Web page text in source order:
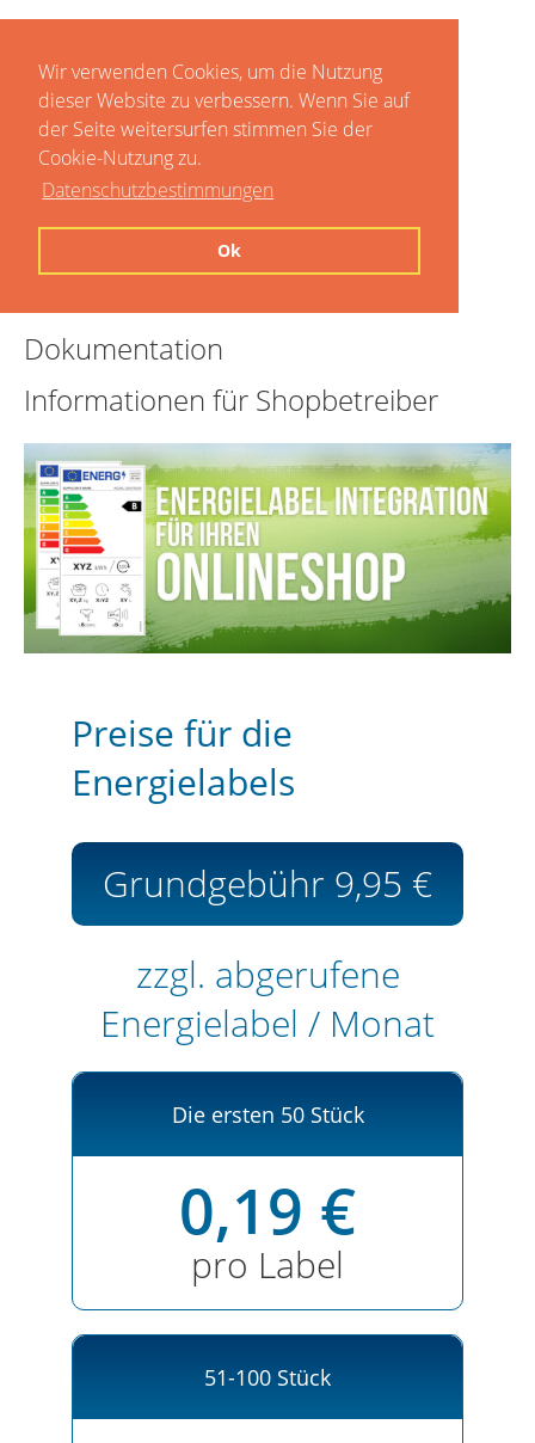
Wir verwenden Cookies, um die Nutzung
dieser Website zu verbessern. Wenn Sie auf
der Seite weitersurfen stimmen Sie der
Cookie-Nutzung zu.
Datenschutzbestimmungen
Ok
Dokumentation
Informationen für Shopbetreiber
Preise für die
Energielabels
Grundgebühr 9,95 €
zzgl. abgerufene
Energielabel / Monat
Die ersten 50 Stück
0,19 €
pro Label
51-100 Stück